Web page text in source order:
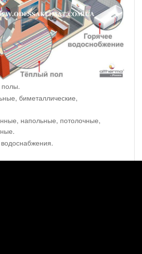
биметаллические,
напольные, потолочные,